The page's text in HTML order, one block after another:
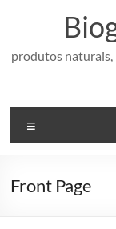
conteúdo
produtos naturais,
Front Page